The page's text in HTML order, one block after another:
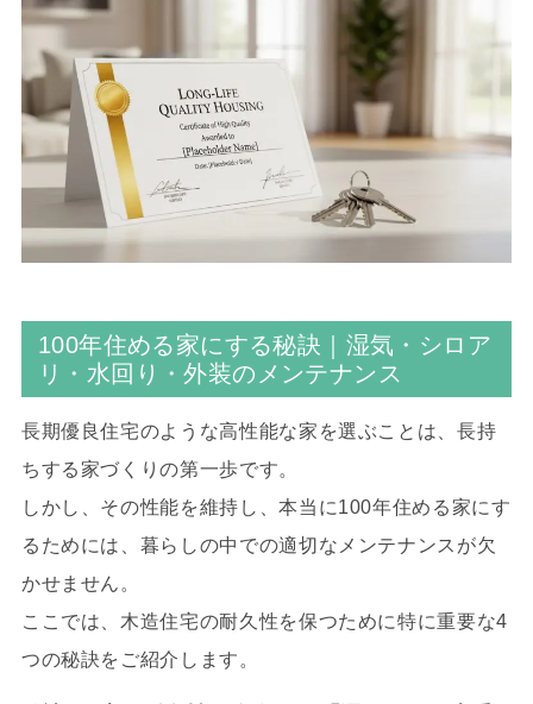
100年住める家にする秘訣｜湿気・シロア
リ・水回り・外装のメンテナンス
長期優良住宅のような高性能な家を選ぶことは、長持
ちする家づくりの第一歩です。
しかし、その性能を維持し、本当に100年住める家にす
るためには、暮らしの中での適切なメンテナンスが欠
かせません。
ここでは、木造住宅の耐久性を保つために特に重要な4
つの秘訣をご紹介します。